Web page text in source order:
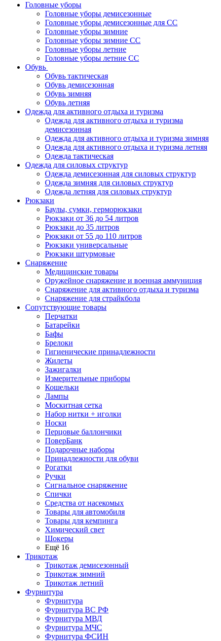
Головные уборы
Головные уборы демисезонные
Головные уборы демисезонные для СС
Головные уборы зимние
Головные уборы зимние СС
Головные уборы летние
Головные уборы летние СС
Обувь
Обувь тактическая
Обувь демисезонная
Обувь зимняя
Обувь летняя
Одежда для активного отдыха и туризма
Одежда для активного отдыха и туризма
демисезонная
Одежда для активного отдыха и туризма зимняя
Одежда для активного отдыха и туризма летняя
Одежда тактическая
Одежда для силовых структур
Одежда демисезонная для силовых структур
Одежда зимняя для силовых структур
Одежда летняя для силовых структур
Рюкзаки
Баулы, сумки, герморюкзаки
Рюкзаки от 36 до 54 литров
Рюкзаки до 35 литров
Рюкзаки от 55 до 110 литров
Рюкзаки универсальные
Рюкзаки штурмовые
Снаряжение
Медицинские товары
Оружейное снаряжение и военная аммуниция
Снаряжение для активного отдыха и туризма
Снаряжение для страйкбола
Сопутствующие товары
Перчатки
Батарейки
Бафы
Брелоки
Гигиенические принадлежности
Жилеты
Зажигалки
Измерительные приборы
Кошельки
Лампы
Москитная сетка
Набор нитки + иголки
Носки
Перцовые баллончики
ПоверБанк
Подарочные наборы
Принадлежности для обуви
Рогатки
Ручки
Сигнальное снаряжение
Спички
Средства от насекомых
Товары для автомобиля
Товары для кемпинга
Химический свет
Шокеры
Ещё 16
Трикотаж
Трикотаж демисезонный
Трикотаж зимний
Трикотаж летний
Фурнитура
Фурнитура
Фурнитура ВС РФ
Фурнитура МВД
Фурнитура МЧС
Фурнитура ФСИН